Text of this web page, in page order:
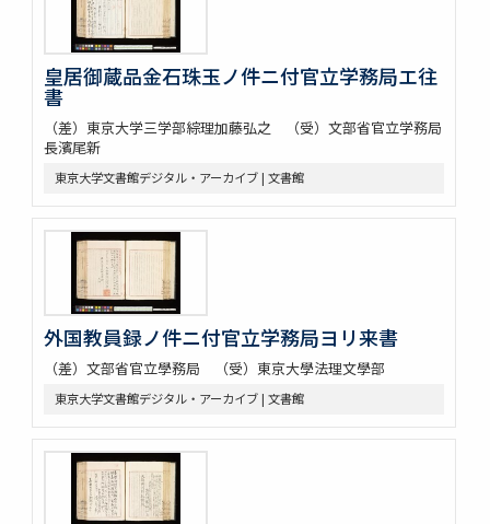
皇居御蔵品金石珠玉ノ件ニ付官立学務局エ往
書
（差）東京大学三学部綜理加藤弘之 （受）文部省官立学務局
長濱尾新
東京大学文書館デジタル・アーカイブ | 文書館
外国教員録ノ件ニ付官立学務局ヨリ来書
（差）文部省官立學務局 （受）東京大學法理文學部
東京大学文書館デジタル・アーカイブ | 文書館